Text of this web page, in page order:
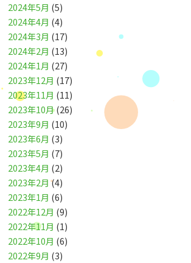
2024年5月 (5)
2024年4月 (4)
2024年3月 (17)
2024年2月 (13)
2024年1月 (27)
2023年12月 (17)
2023年11月 (11)
2023年10月(26)
2023年9月 (10)
2023年6月 (3)
2023年5月 (7)
2023年4月 (2)
2023年2月(4)
2023年1月 (6)
2022年12月 (9)
2022年11月 (1)
2022年10月 (6)
2022年9月 (3)